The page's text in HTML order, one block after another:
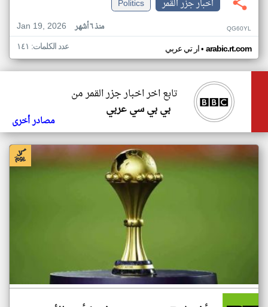
اخبار جزر القمر
Politics
Jan 19, 2026
منذ ٦ أشهر QG60YL
ار تي عربي• arabic.rt.com عدد الكلمات: ١٤١
تابع اخر اخبار جزر القمر من
بي بي سي عربي
مصادر أخرى